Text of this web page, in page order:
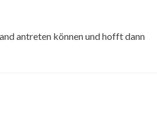
antreten können und hofft dann